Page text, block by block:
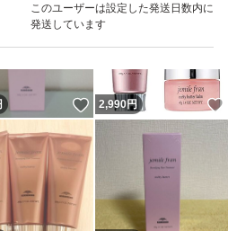
このユーザーは設定した発送日数内に
発送しています
いいね！
2,990円